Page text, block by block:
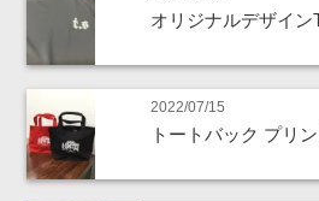
オリジナルデザイ
2022/07/15
トートバック プリ